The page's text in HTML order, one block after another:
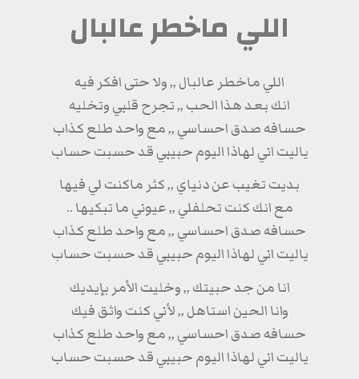
اللي ماخطر عالبال
اللي ماخطر عالبال ,, ولا حتى افكر فيه
انك بعد هذا الحب ,, تجرح قلبي وتخليه
حسافه صدق احساسي ,, مع واحد طلع كذاب
ياليت اني لهاذا اليوم حبيبي قد حسبت حساب
بديت تغيب عن دنياي ,, كثر ماكنت لي فيها
مع انك كنت تحلفلي ,, عيوني ما تبكيها ..
حسافه صدق احساسي ,, مع واحد طلع كذاب
ياليت اني لهاذا اليوم حبيبي قد حسبت حساب
انا من جد حبيتك ,, وخليت الأمر بإيديك
وانا الحين استاهل ,, لأني كنت واثق فيك
حسافه صدق احساسي ,, مع واحد طلع كذاب
ياليت اني لهاذا اليوم حبيبي قد حسبت حساب